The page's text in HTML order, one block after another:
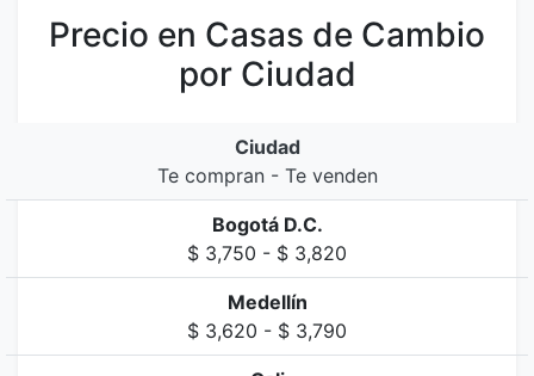
Precio en Casas de Cambio
por Ciudad
Ciudad
Te compran - Te venden
Bogotá D.C.
$ 3,750 - $ 3,820
Medellín
$ 3,620 - $ 3,790